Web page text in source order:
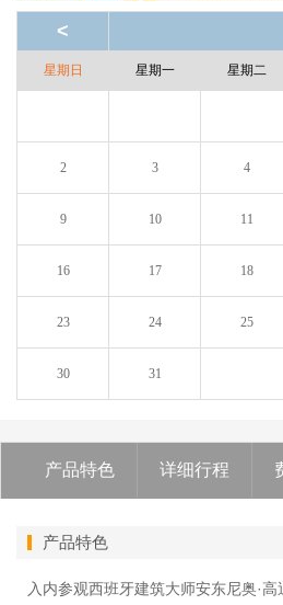
<
星期日 星期一 星期二
2 3 4
9 10 11
16 17 18
23 24 25
30 31
产品特色 详细行程
产品特色
入内参观西班牙建筑大师安东尼奥·